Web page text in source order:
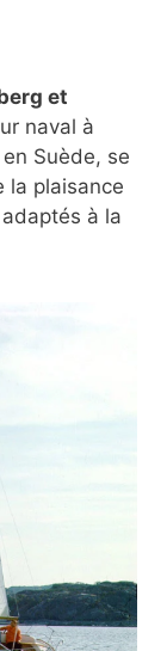
et
naval à
Suède, se
la plaisance
à la